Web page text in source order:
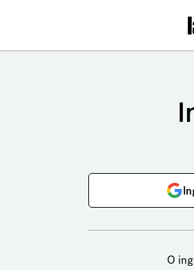
O